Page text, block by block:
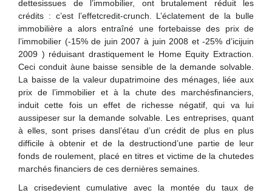
dettesissues de l’immobilier, ont brutalement réduit les
crédits : c’est l’effetcredit-crunch. L’éclatement de la bulle
immobilière a alors entraîné une fortebaisse des prix de
l’immobilier (-15% de juin 2007 à juin 2008 et -25% d’icijuin
2009 ) réduisant drastiquement le Home Equity Extraction.
Ceci conduit àune baisse sensible de la demande solvable.
La baisse de la valeur dupatrimoine des ménages, liée aux
prix de l’immobilier et à la chute des marchésfinanciers,
induit cette fois un effet de richesse négatif, qui va lui
aussipeser sur la demande solvable. Les entreprises, quant
à elles, sont prises dansl’étau d’un crédit de plus en plus
difficile à obtenir et de la destructiond’une partie de leur
fonds de roulement, placé en titres et victime de la chutedes
marchés financiers de ces dernières semaines.
La crisedevient cumulative avec la montée du taux de